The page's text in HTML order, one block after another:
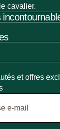
cavalier.
et offres